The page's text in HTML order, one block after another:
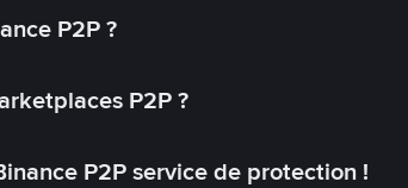
P2P ?
P2P ?
P2P service de protection !